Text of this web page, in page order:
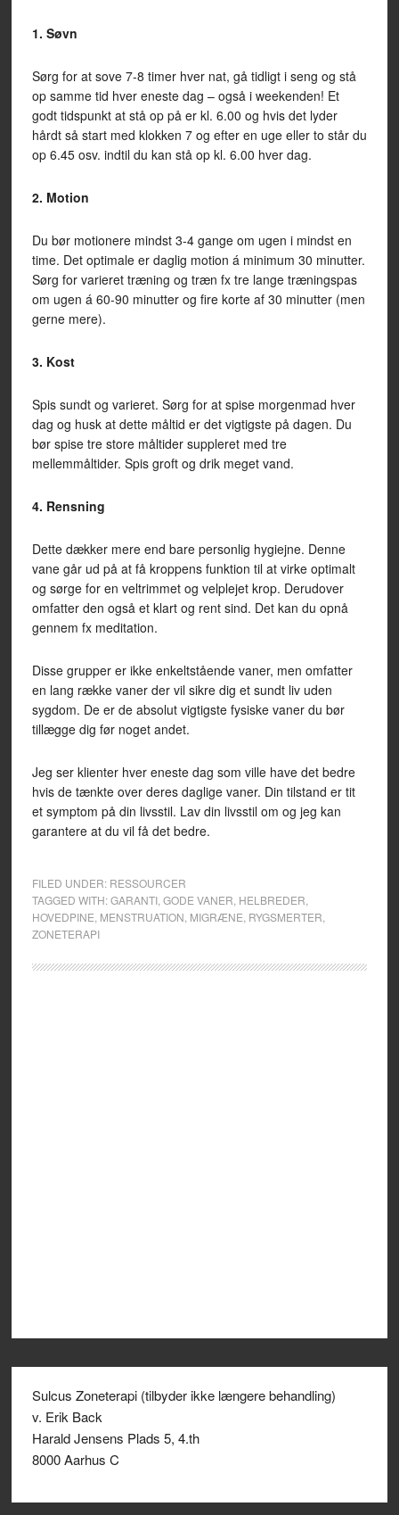
1. Søvn
Sørg for at sove 7-8 timer hver nat, gå tidligt i seng og stå
op samme tid hver eneste dag – også i weekenden! Et
godt tidspunkt at stå op på er kl. 6.00 og hvis det lyder
hårdt så start med klokken 7 og efter en uge eller to står du
op 6.45 osv. indtil du kan stå op kl. 6.00 hver dag.
2. Motion
Du bør motionere mindst 3-4 gange om ugen i mindst en
time. Det optimale er daglig motion á minimum 30 minutter.
Sørg for varieret træning og træn fx tre lange træningspas
om ugen á 60-90 minutter og fire korte af 30 minutter (men
gerne mere).
3. Kost
Spis sundt og varieret. Sørg for at spise morgenmad hver
dag og husk at dette måltid er det vigtigste på dagen. Du
bør spise tre store måltider suppleret med tre
mellemmåltider. Spis groft og drik meget vand.
4. Rensning
Dette dækker mere end bare personlig hygiejne. Denne
vane går ud på at få kroppens funktion til at virke optimalt
og sørge for en veltrimmet og velplejet krop. Derudover
omfatter den også et klart og rent sind. Det kan du opnå
gennem fx meditation.
Disse grupper er ikke enkeltstående vaner, men omfatter
en lang række vaner der vil sikre dig et sundt liv uden
sygdom. De er de absolut vigtigste fysiske vaner du bør
tillægge dig før noget andet.
Jeg ser klienter hver eneste dag som ville have det bedre
hvis de tænkte over deres daglige vaner. Din tilstand er tit
et symptom på din livsstil. Lav din livsstil om og jeg kan
garantere at du vil få det bedre.
FILED UNDER: RESSOURCER
TAGGED WITH:GARANTI, GODE VANER HELBREDER
HOVEDPINE MENSTRUATION MIGRÆNE RYGSMERTER
ZONETERAPI
Sulcus Zoneterapi (tilbyder ikke længere behandling)
v. Erik Back
Harald Jensens Plads 5, 4.th
8000 Aarhus C